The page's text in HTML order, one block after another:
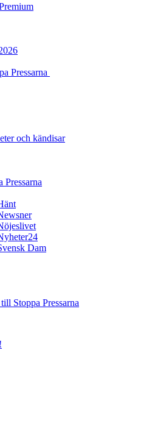
Pressarna
och kändisar
Pressarna
Dam
Stoppa Pressarna